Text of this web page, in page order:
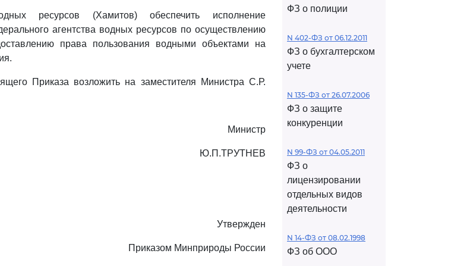
ресурсов (Хамитов) обеспечить исполнение
агентства водных ресурсов по осуществлению
права пользования водными объектами на
Приказа возложить на заместителя Министра С.Р.
Министр
Ю.П.ТРУТНЕВ
Утвержден
Приказом Минприроды России
ФЗ о полиции
N 402-ФЗ от 06.12.2011
ФЗ о бухгалтерском
учете
N 135-ФЗ от 26.07.2006
ФЗ о защите
конкуренции
N 99-ФЗ от 04.05.2011
ФЗ о
лицензировании
отдельных видов
деятельности
N 14-ФЗ от 08.02.1998
ФЗ об ООО